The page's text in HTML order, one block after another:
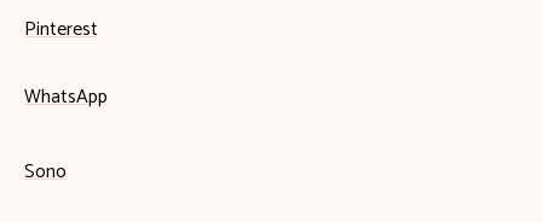
Pinterest
WhatsApp
Sono